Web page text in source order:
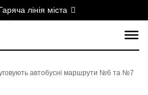
лінія міста
автобусні маршрути №6 та №7